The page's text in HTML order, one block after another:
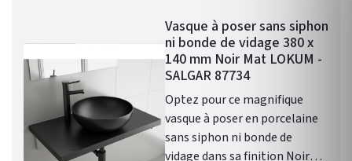
robinet à bec haut ou encastré
dans le mur. Diamètre de 390
mm Profondeur de 140 mm
Coloris : Blanc Mat. Cette
vasque ALTIRO en porcelaine
blanche se caractérise par
sa finition mate et réunit les
Vasque à poser sans siphon
ni bonde de vidage 380 x
140 mm Noir Mat LOKUM -
SALGAR 87734
Optez pour ce magnifique
vasque à poser en porcelaine
sans siphon ni bonde de
vidage dans sa finition Noir